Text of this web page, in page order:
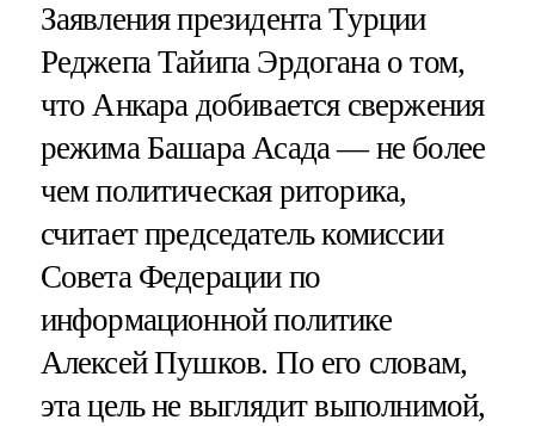
Заявления президента Турции
Реджепа Тайипа Эрдогана о том,
что Анкара добивается свержения
режима Башара Асада — не более
чем политическая риторика,
считает председатель комиссии
Совета Федерации по
информационной политике
Алексей Пушков. По его словам,
эта цель не выглядит выполнимой,